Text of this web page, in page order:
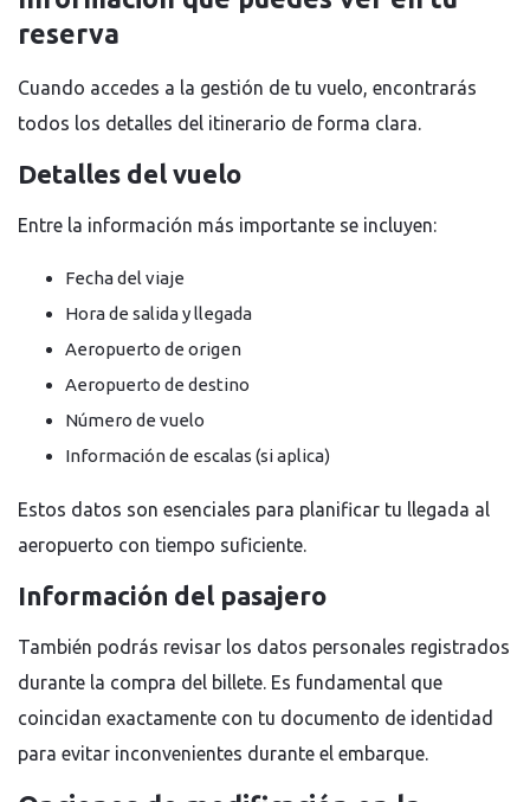
reserva
Cuando accedes a la gestión de tu vuelo, encontrarás
todos los detalles del itinerario de forma clara.
Detalles del vuelo
Entre la información más importante se incluyen:
Fecha del viaje
Hora de salida y llegada
Aeropuerto de origen
Aeropuerto de destino
Número de vuelo
Información de escalas (si aplica)
Estos datos son esenciales para planificar tu llegada al
aeropuerto con tiempo suficiente.
Información del pasajero
También podrás revisar los datos personales registrados
durante la compra del billete. Es fundamental que
coincidan exactamente con tu documento de identidad
para evitar inconvenientes durante el embarque.